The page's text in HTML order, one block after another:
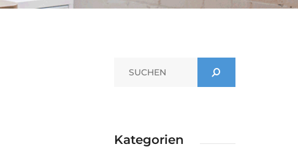
Kategorien